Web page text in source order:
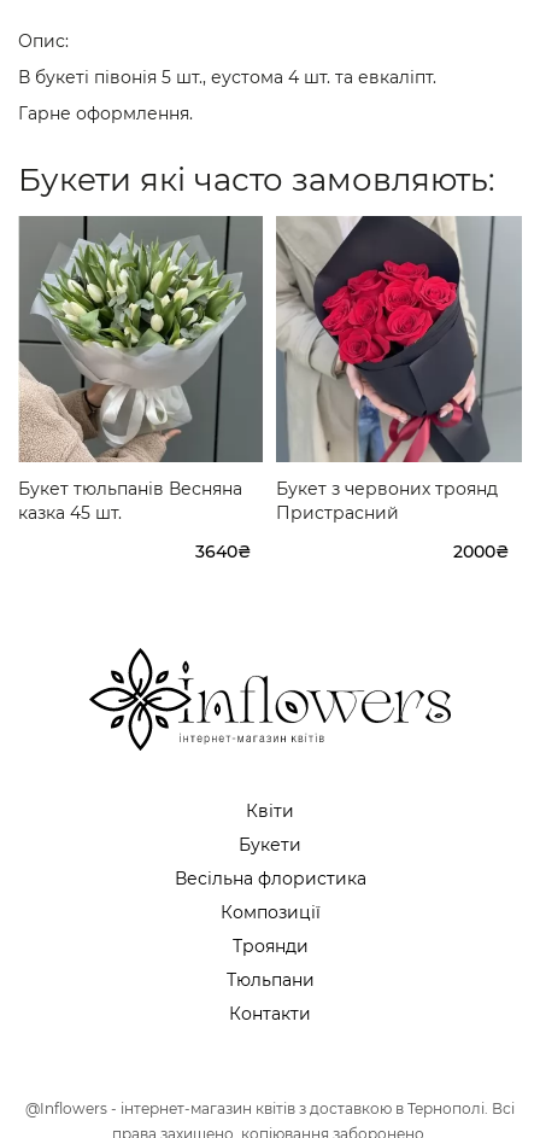
Опис:
В букеті півонія 5 шт., еустома 4 шт. та евкаліпт.
Гарне оформлення.
Букети які часто замовляють:
Букет тюльпанів Весняна
казка 45 шт.
3640₴
Букет з червоних троянд
Пристрасний
2000₴
Квіти
Букети
Весільна флористика
Композиції
Троянди
Тюльпани
Контакти
@Inflowers - інтернет-магазин квітів з доставкою в Тернополі. Всі
права захищено, копіювання заборонено.